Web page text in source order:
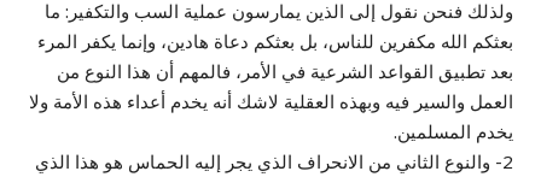
ولذلك فنحن نقول إلى الذين يمارسون عملية السب والتكفير: ما
بعثكم الله مكفرين للناس، بل بعثكم دعاة هادين، وإنما يكفر المرء
بعد تطبيق القواعد الشرعية في الأمر، فالمهم أن هذا النوع من
العمل والسير فيه وبهذه العقلية لاشك أنه يخدم أعداء هذه الأمة ولا
يخدم المسلمين.
2- والنوع الثاني من الانحراف الذي يجر إليه الحماس هو هذا الذي